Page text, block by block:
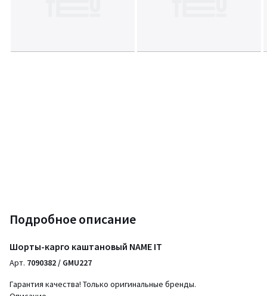
Подробное описание
Шорты-карго каштановый NAME IT
Арт. 7090382 / GMU227
Гарантия качества! Только оригинальные бренды.